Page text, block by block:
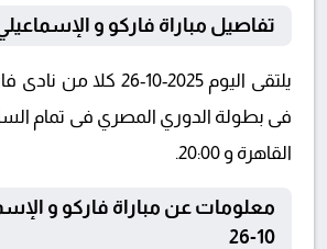
تفاصيل مباراة فاركو و
يلتقى اليوم 2025-10-26
القاهرة و 20:00.
10-26